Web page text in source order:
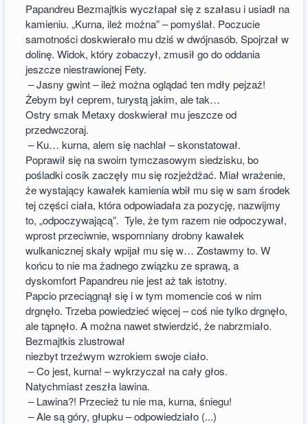
Papandreu Bezmajtkis wyczłapał się z szałasu i usiadł na
kamieniu. „Kurna, ileż można” – pomyślał. Poczucie
samotności doskwierało mu dziś w dwójnasób. Spojrzał w
dolinę. Widok, który zobaczył, zmusił go do oddania
jeszcze niestrawionej Fety.
– Jasny gwint – ileż można oglądać ten mdły pejzaż!
Żebym był ceprem, turystą jakim, ale tak…
Ostry smak Metaxy doskwierał mu jeszcze od
przedwczoraj.
– Ku… kurna, alem się nachlał – skonstatował.
Poprawił się na swoim tymczasowym siedzisku, bo
pośladki cosik zaczęły mu się rozjeżdżać. Miał wrażenie,
że wystający kawałek kamienia wbił mu się w sam środek
tej części ciała, która odpowiadała za pozycję, nazwijmy
to, „odpoczywającą”. Tyle, że tym razem nie odpoczywał,
wprost przeciwnie, wspomniany drobny kawałek
wulkanicznej skały wpijał mu się w… Zostawmy to. W
końcu to nie ma żadnego związku ze sprawą, a
dyskomfort Papandreu nie jest aż tak istotny.
Papcio przeciągnął się i w tym momencie coś w nim
drgnęło. Trzeba powiedzieć więcej – coś nie tylko drgnęło,
ale tąpnęło. A można nawet stwierdzić, że nabrzmiało.
Bezmajtkis zlustrował
niezbyt trzeźwym wzrokiem swoje ciało.
– Co jest, kurna! – wykrzyczał na cały głos.
Natychmiast zeszła lawina.
– Lawina?! Przecież tu nie ma, kurna, śniegu!
– Ale są góry, głupku – odpowiedziało (...)